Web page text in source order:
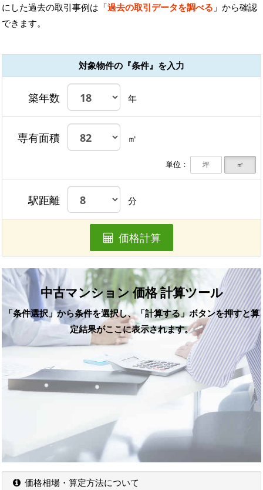
にした過去の取引事例は「過去の取引データを調べる 」から確認
できます。
対象物件の『条件』を入力
築年数 年
専有面積 ㎡
単位： 坪 ㎡
駅距離 分
価格計算
中古マンション 価格 計算ツール
「条件選択」から条件を選択し、「計算する」ボタンを押すと算
定結果がここに表示されます。
価格相場・算定方法について